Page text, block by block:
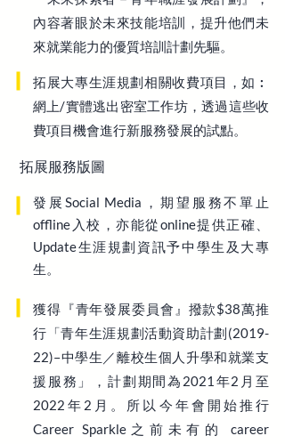
內容著眼於未來技能培訓，提升他們未
來就業能力的優質培訓計劃先驅。
拓展大專生涯規劃相關收費項目，如︰
網上/實體逃出密室工作坊，透過這些收
費項目機會進行新服務發展的試點。
拓展服務版圖
發展Social Media，期望服務不單止
offline入校，亦能從online提供正確、
Update生涯規劃資訊予中學生及大專
生。
獲得『青年發展委員會』撥款$38萬推
行「青年生涯規劃活動資助計劃(2019-
22)–中學生／離校生個人升學和就業支
援服務」，計劃期間為2021年2月至
2022年2月。所以今年會開始推行
Career Sparkle之前未有的 career